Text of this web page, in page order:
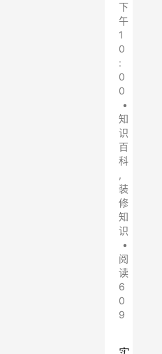
下
午
1
0
:
0
0
•
知
识
百
科
,
装
修
知
识
•
阅
读
6
0
9